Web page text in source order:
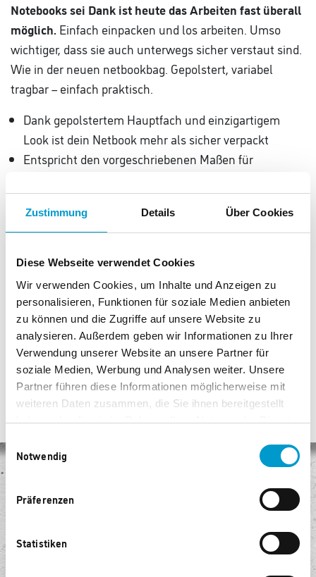
Zustimmung Details Über Cookies
Diese Webseite verwendet Cookies
Wir verwenden Cookies, um Inhalte und Anzeigen zu
personalisieren, Funktionen für soziale Medien anbieten
zu können und die Zugriffe auf unsere Website zu
analysieren. Außerdem geben wir Informationen zu Ihrer
Verwendung unserer Website an unsere Partner für
soziale Medien, Werbung und Analysen weiter. Unsere
Partner führen diese Informationen möglicherweise mit
weiteren Daten zusammen, die Sie ihnen bereitgestellt
haben oder die sie im Rahmen Ihrer Nutzung der Dienste
Einwilligungsauswahl
Notwendig
Präferenzen
Statistiken
Notebooks sei Dank ist heute das Arbeiten fast überall
möglich. Einfach einpacken und los arbeiten. Umso
wichtiger, dass sie auch unterwegs sicher verstaut sind.
Wie in der neuen netbookbag. Gepolstert, variabel
tragbar – einfach praktisch.
Dank gepolstertem Hauptfach und einzigartigem
Look ist dein Netbook mehr als sicher verpackt
Entspricht den vorgeschriebenen Maßen für
Gepolstertes Hauptfach mit großer
Reißverschlussöffnung
2 Steckfächer und 1 Reißverschlussfach außen
2 Tragevarianten durch Tragehenkel und
abnehmbaren, verstellbaren Schultergurt
Abnehmbare Tragehenkel
Maße: 40 x 28.5 x 3.5 cm
Volumen: 5 Liter
Egal, wie viel Sie kaufen, Sie bezahlen keine Versandkosten!
Sicheres Einkaufen
Unser Shop ist mit modernster Sicherheitssoftware ausgestattet.